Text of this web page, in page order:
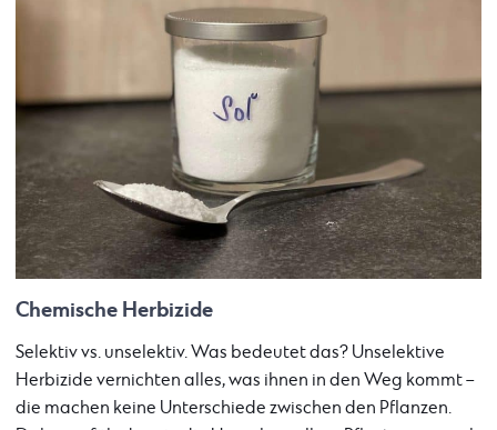
Chemische Herbizide
Selektiv vs. unselektiv. Was bedeutet das? Unselektive
Herbizide vernichten alles, was ihnen in den Weg kommt –
die machen keine Unterschiede zwischen den Pflanzen.